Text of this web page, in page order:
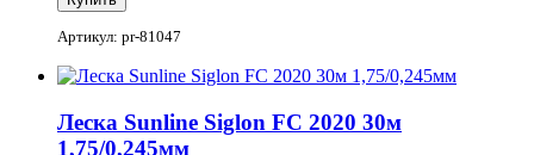
Артикул: pr-81047
Леска Sunline Siglon FC 2020 30м
1,75/0,245мм